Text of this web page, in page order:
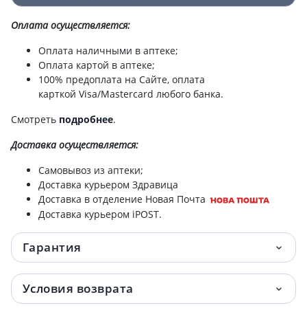
Оплата осуществляется:
Оплата наличными в аптеке;
Оплата картой в аптеке;
100% предоплата на Сайте, оплата
карткой Visa/Mastercard любого банка.
Смотреть подробнее.
Доставкаосуществляется:
Самовывоз из аптеки;
Доставка курьером Здравица
Доставка в отделение Новая Почта
Доставка курьером iPOST.
Гарантия
Условия возврата